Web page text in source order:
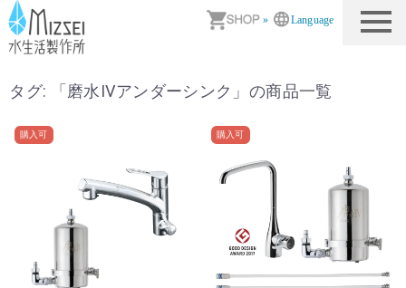
» Language
商品情報｜水生活製作所
タグ: 「 磨水Ⅳアンダーシンク 」の商品一覧
購入可 購入可